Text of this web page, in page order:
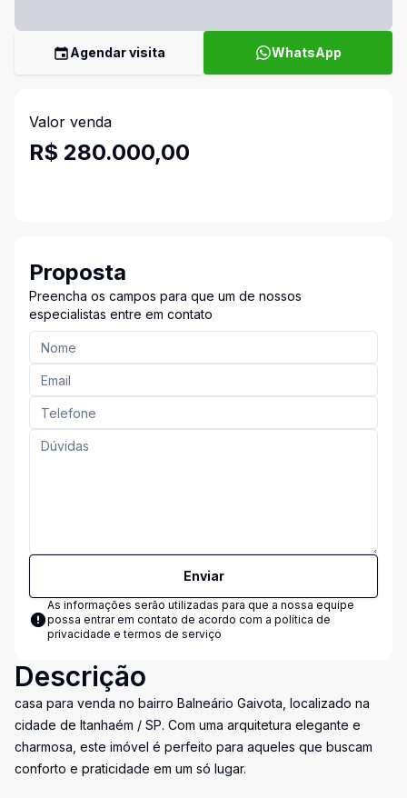
Agendar visita WhatsApp
Valor venda
R$ 280.000,00
Proposta
Preencha os campos para que um de nossos
especialistas entre em contato
Enviar
As informações serão utilizadas para que a nossa equipe
possa entrar em contato de acordo com a política de
privacidade e termos de serviço
Descrição
casa para venda no bairro Balneário Gaivota, localizado na
cidade de Itanhaém / SP. Com uma arquitetura elegante e
charmosa, este imóvel é perfeito para aqueles que buscam
conforto e praticidade em um só lugar.